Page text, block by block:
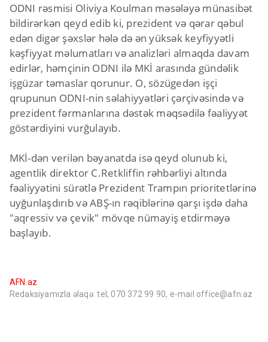
ODNI rəsmisi Oliviya Koulman məsələyə münasibət
bildirərkən qeyd edib ki, prezident və qərar qəbul
edən digər şəxslər hələ də ən yüksək keyfiyyətli
kəşfiyyat məlumatları və analizləri almaqda davam
edirlər, həmçinin ODNI ilə MKİ arasında gündəlik
işgüzar təmaslar qorunur. O, sözügedən işçi
qrupunun ODNI-nin səlahiyyətləri çərçivəsində və
prezident fərmanlarına dəstək məqsədilə fəaliyyət
göstərdiyini vurğulayıb.
MKİ-dən verilən bəyanatda isə qeyd olunub ki,
agentlik direktor C.Retkliffin rəhbərliyi altında
fəaliyyətini sürətlə Prezident Trampın prioritetlərinə
uyğunlaşdırıb və ABŞ-ın rəqiblərinə qarşı işdə daha
"aqressiv və çevik" mövqe nümayiş etdirməyə
başlayıb.
AFN.az
Redaksiyamızla əlaqə: tel; 070 372 99 90, e-mail office@afn.az